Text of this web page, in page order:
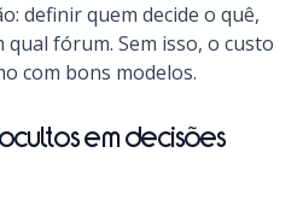
definir quem decide o quê,
fórum. Sem isso, o custo
com bons modelos.
em decisões